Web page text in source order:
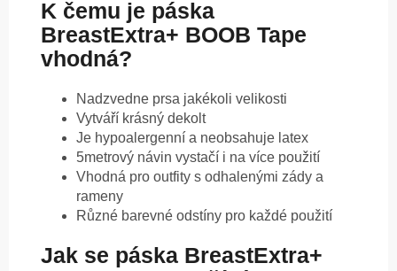
K čemu je páska
BreastExtra+ BOOB Tape
vhodná?
Nadzvedne prsa jakékoli velikosti
Vytváří krásný dekolt
Je hypoalergenní a neobsahuje latex
5metrový návin vystačí i na více použití
Vhodná pro outfity s odhalenými zády a
rameny
Různé barevné odstíny pro každé použití
Jak se páska BreastExtra+